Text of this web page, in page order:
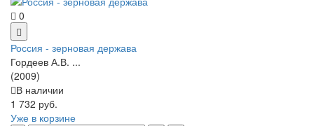
0
Россия - зерновая держава
Гордеев А.В. ...
(2009)
В наличии
1 732 руб.
Уже в корзине